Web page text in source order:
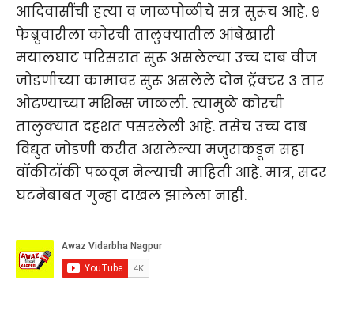
आदिवासींची हत्या व जाळपोळीचे सत्र सुरूच आहे. 9
फेब्रुवारीला कोरची तालुक्यातील आंबेखारी
मयालघाट परिसरात सुरू असलेल्या उच्च दाब वीज
जोडणीच्या कामावर सुरू असलेले दोन ट्रॅक्टर 3 तार
ओढण्याच्या मशिन्स जाळली. त्यामुळे कोरची
तालुक्यात दहशत पसरलेली आहे. तसेच उच्च दाब
विद्युत जोडणी करीत असलेल्या मजुरांकडून सहा
वॉकीटॉकी पळवून नेल्याची माहिती आहे. मात्र, सदर
घटनेबाबत गुन्हा दाखल झालेला नाही.